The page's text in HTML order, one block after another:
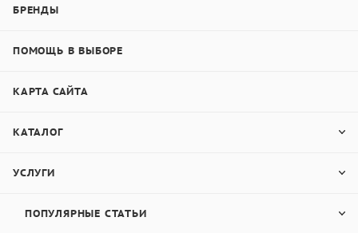
БРЕНДЫ
ПОМОЩЬ В ВЫБОРЕ
КАРТА САЙТА
КАТАЛОГ
УСЛУГИ
ПОПУЛЯРНЫЕ СТАТЬИ